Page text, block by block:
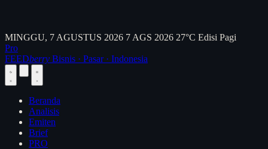
MINGGU, 7 AGUSTUS 2026 7 AGS 2026 27°C Edisi Pagi
Pro
FEEDberry Bisnis · Pasar · Indonesia
Beranda
Analisis
Emiten
Brief
PRO